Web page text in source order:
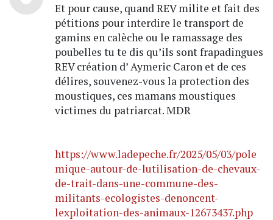
Et pour cause, quand REV milite et fait des
pétitions pour interdire le transport de
gamins en calèche ou le ramassage des
poubelles tu te dis qu’ils sont frapadingues
REV création d’ Aymeric Caron et de ces
délires, souvenez-vous la protection des
moustiques, ces mamans moustiques
victimes du patriarcat. MDR
https://www.ladepeche.fr/2025/05/03/pole
mique-autour-de-lutilisation-de-chevaux-
de-trait-dans-une-commune-des-
militants-ecologistes-denoncent-
lexploitation-des-animaux-12673437.php